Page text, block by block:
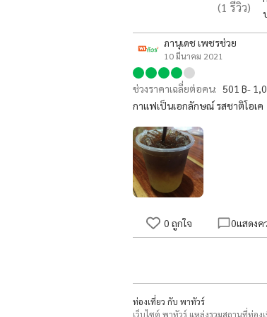
(1 รีวิว)
ภานุเดช เพชรช่วย
10 มีนาคม 2021
ช่วงราคาเฉลี่ยต่อคน: 501 ฿-
กาแฟเป็นเอกลักษณ์ รสชาติโอเค
0 ถูกใจ 0แสดงค
ท่องเที่ยว กับ พาทัวร์
เว็บไซต์ พาทัวร์ แหล่งรวมสถานที่ท่อง